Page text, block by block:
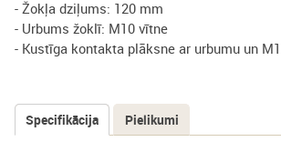
- Žokļa dziļums: 120 mm
- Urbums žoklī: M10 vītne
- Kustīga kontakta plāksne ar urbumu un
Tabs
Specifikācija (aktīvā
cilne)
Pielikumi